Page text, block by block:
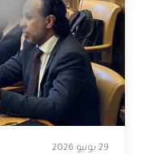
29 يونيو 2026